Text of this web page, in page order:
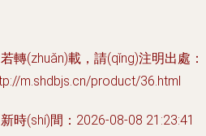
轉(zhuǎn)載，請(qǐng)注明出處：
m.shdbjs.cn/product/36.html
時(shí)間：2026-08-08 21:23:41